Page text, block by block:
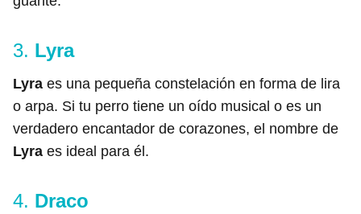
3. Lyra
Lyra es una pequeña constelación en forma de lira
o arpa. Si tu perro tiene un oído musical o es un
verdadero encantador de corazones, el nombre de
Lyra es ideal para él.
4. Draco